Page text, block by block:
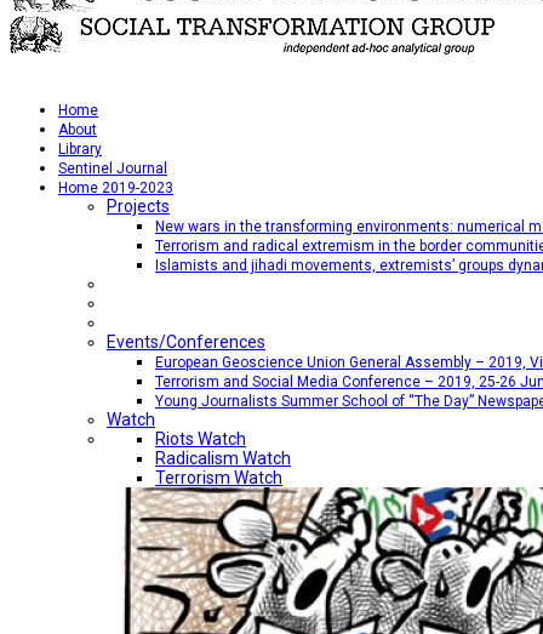
Home
About
Library
Sentinel Journal
Home 2019-2023
Projects
New wars in the transforming environments: numerical
Terrorism and radical extremism in the border
Islamists and jihadi movements, extremists’ groups
Events/Conferences
European Geoscience Union General Assembly – 2019,
Terrorism and Social Media Conference – 2019, 25-26
Young Journalists Summer School of “The Day”
Watch
Riots Watch
Radicalism Watch
Terrorism Watch